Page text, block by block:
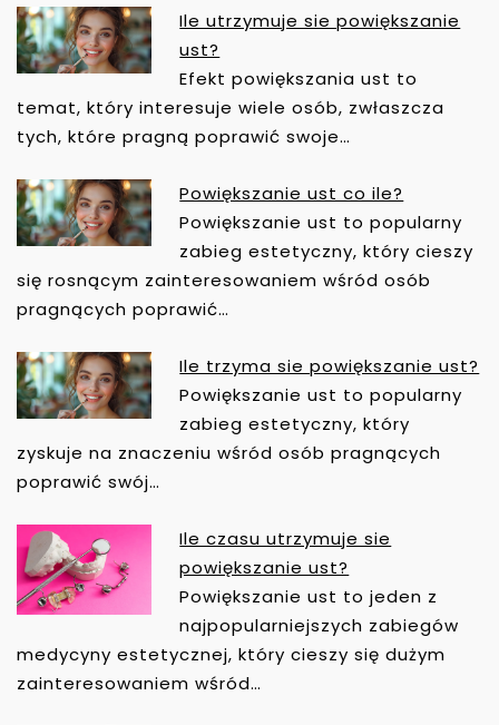
Ile utrzymuje sie powiększanie
ust?
Efekt powiększania ust to
temat, który interesuje wiele osób, zwłaszcza
tych, które pragną poprawić swoje…
Powiększanie ust co ile?
Powiększanie ust to popularny
zabieg estetyczny, który cieszy
się rosnącym zainteresowaniem wśród osób
pragnących poprawić…
Ile trzyma sie powiększanie ust?
Powiększanie ust to popularny
zabieg estetyczny, który
zyskuje na znaczeniu wśród osób pragnących
poprawić swój…
Ile czasu utrzymuje sie
powiększanie ust?
Powiększanie ust to jeden z
najpopularniejszych zabiegów
medycyny estetycznej, który cieszy się dużym
zainteresowaniem wśród…
N
A
W
I
A
C
J
A
W
P
I
S
U